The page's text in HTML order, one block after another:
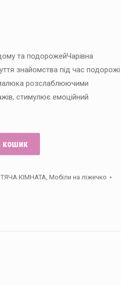
та подорожейЧарівна
знайомства під час подорожі
розслаблюючими
стимулює емоційний
кошик
КІМНАТА, Мобіли на ліжечко